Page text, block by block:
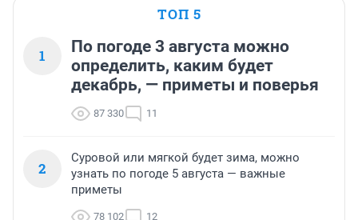
ТОП 5
1
По погоде 3 августа можно
определить, каким будет
декабрь, — приметы и поверья
87 330 11
2
Суровой или мягкой будет зима, можно
узнать по погоде 5 августа — важные
приметы
78 102 12